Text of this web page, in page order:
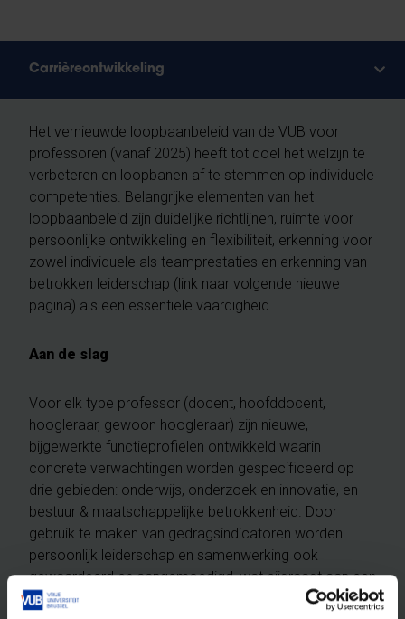
Carrièreontwikkeling
Het vernieuwde loopbaanbeleid van de VUB voor
professoren (vanaf 2025) heeft tot doel het welzijn te
verbeteren en loopbanen af te stemmen op individuele
competenties. Belangrijke elementen van het
loopbaanbeleid zijn duidelijke richtlijnen, ruimte voor
persoonlijke ontwikkeling en flexibiliteit, erkenning voor
zowel individuele als teamprestaties en erkenning van
betrokken leiderschap (link naar volgende nieuwe
pagina) als een essentiële vaardigheid.
Aan de slag
Voor elk type professor (docent, hoofddocent,
hoogleraar, gewoon hoogleraar) zijn nieuwe,
bijgewerkte functieprofielen ontwikkeld waarin
concrete verwachtingen worden gespecificeerd op
drie gebieden: onderwijs, onderzoek en innovatie, en
bestuur & maatschappelijke betrokkenheid. Door
gebruik te maken van gedragsindicatoren worden
persoonlijk leiderschap en samenwerking ook
gewaardeerd en aangemoedigd, wat bijdraagt aan een
gezonde en ondersteunende werkomgeving.